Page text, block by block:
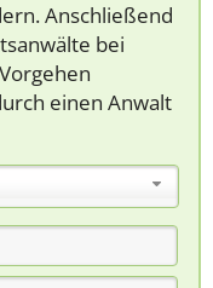
Anschließend
bei
einen Anwalt